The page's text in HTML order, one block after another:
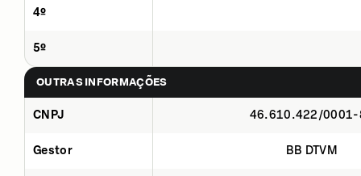
4º
5º
OUTRAS INFORMAÇÕES
CNPJ 46.610.422/0001-
Gestor BB DTVM